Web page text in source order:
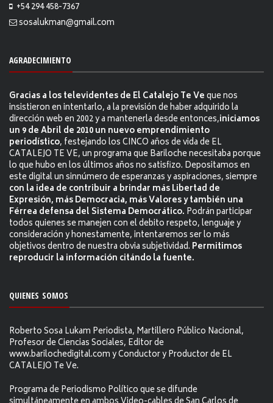
+54 294 458-7367
sosalukman@gmail.com
AGRADECIMIENTO
Gracias a los televidentes de El Catalejo Te Veque nos
insistieron en intentarlo, a la previsión de haber adquirido la
dirección web en 2002 y a mantenerla desde entonces,iniciamos
un 9 de Abril de 2010 un nuevo emprendimiento
periodístico, festejando los CINCO años de vida de EL
CATALEJO TE VE, un programa que Bariloche necesitaba porque
lo que hubo en los últimos años no satisfizo. Depositamos en
este digital un sinnúmero de esperanzas y aspiraciones, siempre
con la idea de contribuir a brindar más Libertad de
Expresión, más Democracia, más Valores y también una
Férrea defensa del Sistema Democrático. Podrán participar
todos quienes se manejen con el debito respeto, lenguaje y
consideración y honestamente, intentaremos ser lo más
objetivos dentro de nuestra obvia subjetividad. Permitimos
reproducir la información citándo la fuente.
QUIENES SOMOS
Roberto Sosa Lukam Periodista, Martillero Público Nacional,
Profesor de Ciencias Sociales, Editor de
www.barilochedigital.com y Conductor y Productor de EL
CATALEJO Te Ve.
Programa de Periodismo Político que se difunde